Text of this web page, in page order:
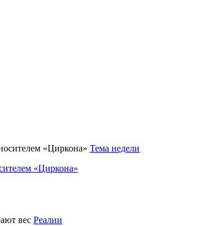
Тема недели
«Циркона»
Реалии